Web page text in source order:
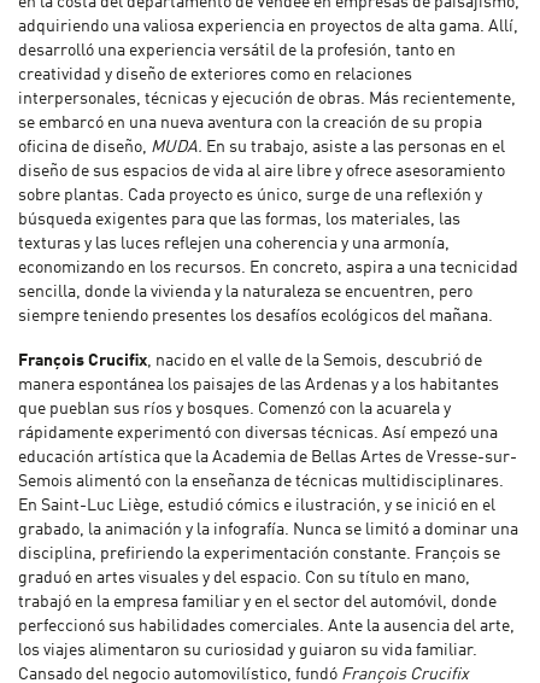
adquiriendo una valiosa experiencia en proyectos de alta gama. Allí,
desarrolló una experiencia versátil de la profesión, tanto en
creatividad y diseño de exteriores como en relaciones
interpersonales, técnicas y ejecución de obras. Más recientemente,
se embarcó en una nueva aventura con la creación de su propia
oficina de diseño, MUDA. En su trabajo, asiste a las personas en el
diseño de sus espacios de vida al aire libre y ofrece asesoramiento
sobre plantas. Cada proyecto es único, surge de una reflexión y
búsqueda exigentes para que las formas, los materiales, las
texturas y las luces reflejen una coherencia y una armonía,
economizando en los recursos. En concreto, aspira a una tecnicidad
sencilla, donde la vivienda y la naturaleza se encuentren, pero
siempre teniendo presentes los desafíos ecológicos del mañana.
François Crucifix, nacido en el valle de la Semois, descubrió de
manera espontánea los paisajes de las Ardenas y a los habitantes
que pueblan sus ríos y bosques. Comenzó con la acuarela y
rápidamente experimentó con diversas técnicas. Así empezó una
educación artística que la Academia de Bellas Artes de Vresse-sur-
Semois alimentó con la enseñanza de técnicas multidisciplinares.
En Saint-Luc Liège, estudió cómics e ilustración, y se inició en el
grabado, la animación y la infografía. Nunca se limitó a dominar una
disciplina, prefiriendo la experimentación constante. François se
graduó en artes visuales y del espacio. Con su título en mano,
trabajó en la empresa familiar y en el sector del automóvil, donde
perfeccionó sus habilidades comerciales. Ante la ausencia del arte,
los viajes alimentaron su curiosidad y guiaron su vida familiar.
Cansado del negocio automovilístico, fundó François Crucifix